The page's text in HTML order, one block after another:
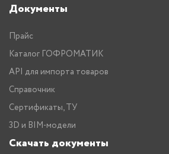
Документы
Прайс
Каталог ГОФРОМАТИК
API для импорта товаров
Справочник
Сертификаты, ТУ
3D и BIM-модели
Скачать документы